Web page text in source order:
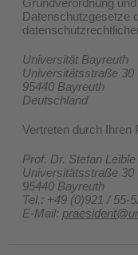
Datenschutzgesetze
Universität Bayreuth
Universitätsstraße 30
95440 Bayreuth
Deutschland
Vertreten durch Ihren
Prof. Dr. Stefan Leible
Universitätsstraße 30
95440 Bayreuth
Tel.: +49 (0)921 / 55-
E-Mail: